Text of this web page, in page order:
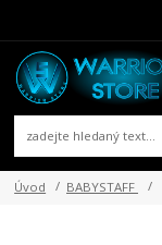
Úvod BABYSTAFF